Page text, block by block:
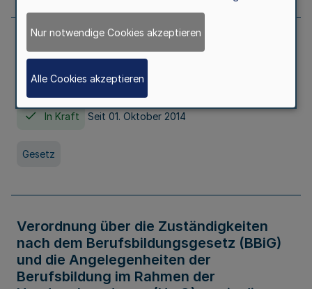
Gesetz über die Hochschulen des Landes
Nordrhein-Westfalen (Hochschulgesetz -
HG)
In Kraft Seit 01. Oktober 2014
Gesetz
Verordnung über die Zuständigkeiten
nach dem Berufsbildungsgesetz (BBiG)
und die Angelegenheiten der
Berufsbildung im Rahmen der
Nur notwendige Cookies akzeptieren
Alle Cookies akzeptieren